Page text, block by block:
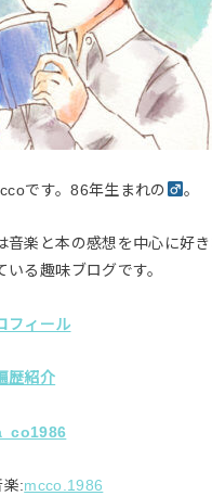
です。86年生まれの 。
音楽と本の感想を中心に好
いる趣味ブログです。
フィール
歴紹介
:mcco.1986